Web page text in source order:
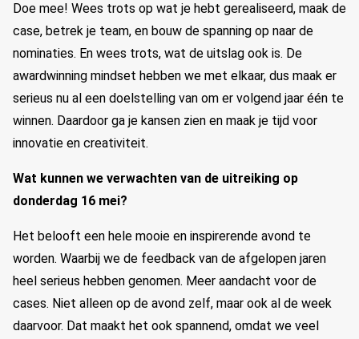
Doe mee! Wees trots op wat je hebt gerealiseerd, maak de
case, betrek je team, en bouw de spanning op naar de
nominaties. En wees trots, wat de uitslag ook is. De
awardwinning mindset hebben we met elkaar, dus maak er
serieus nu al een doelstelling van om er volgend jaar één te
winnen. Daardoor ga je kansen zien en maak je tijd voor
innovatie en creativiteit.
Wat kunnen we verwachten van de uitreiking op
donderdag 16 mei?
Het belooft een hele mooie en inspirerende avond te
worden. Waarbij we de feedback van de afgelopen jaren
heel serieus hebben genomen. Meer aandacht voor de
cases. Niet alleen op de avond zelf, maar ook al de week
daarvoor. Dat maakt het ook spannend, omdat we veel